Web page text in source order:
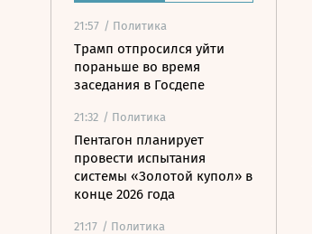
21:57 / Политика
Трамп отпросился уйти
пораньше во время
заседания в Госдепе
21:32 / Политика
Пентагон планирует
провести испытания
системы «Золотой купол» в
конце 2026 года
21:17 / Политика